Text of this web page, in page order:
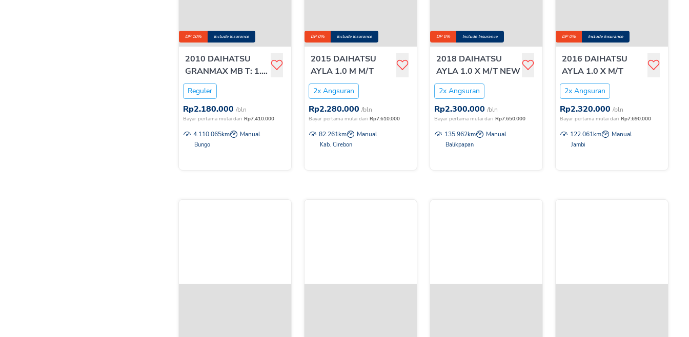
DP 10% Include Insurance
2010 DAIHATSU
GRANMAX MB T: 1.3
M/T
Reguler
Rp2.180.000 /bln
Bayar pertama mulai dari Rp7.410.000
4.110.065km Manual
Bungo
DP 0% Include Insurance
2015 DAIHATSU
AYLA 1.0 M M/T
2x Angsuran
Rp2.280.000 /bln
Bayar pertama mulai dari Rp7.610.000
82.261km Manual
Kab. Cirebon
DP 0% Include Insurance
2018 DAIHATSU
AYLA 1.0 X M/T NEW
2x Angsuran
Rp2.300.000 /bln
Bayar pertama mulai dari Rp7.650.000
135.962km Manual
Balikpapan
DP 0% Include Insurance
2016 DAIHATSU
AYLA 1.0 X M/T
2x Angsuran
Rp2.320.000 /bln
Bayar pertama mulai dari Rp7.690.000
122.061km Manual
Jambi